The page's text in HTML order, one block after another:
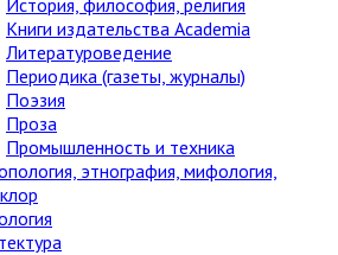
История, философия, религия
Книги издательства Academia
Литературоведение
Периодика (газеты, журналы)
Поэзия
Проза
Промышленность и техника
этнография, мифология,